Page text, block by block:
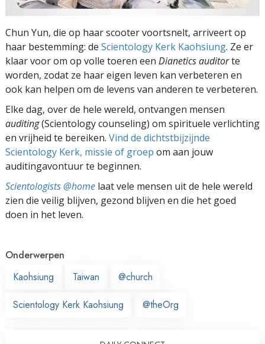
Chun Yun, die op haar scooter voortsnelt, arriveert op
haar bestemming: de Scientology Kerk Kaohsiung. Ze er
klaar voor om op volle toeren een Dianeticsauditorte
worden, zodat ze haar eigen leven kan verbeteren en
ook kan helpen om de levens van anderen te verbeteren.
Elke dag, over de hele wereld, ontvangen mensen
auditing(Scientology counseling) om spirituele verlichting
en vrijheid te bereiken. Vind de dichtstbijzijnde
Scientology Kerk, missie of groep om aan jouw
auditingavontuur te beginnen.
Scientologists @home laat vele mensen uit de hele wereld
zien die veilig blijven, gezond blijven en die het goed
doen in het leven.
Onderwerpen
Kaohsiung
Taiwan @church
Scientology Kerk Kaohsiung @theOrg